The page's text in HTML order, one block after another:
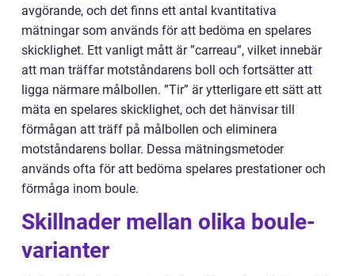
avgörande, och det finns ett antal kvantitativa
mätningar som används för att bedöma en spelares
skicklighet. Ett vanligt mått är ”carreau”, vilket innebär
att man träffar motståndarens boll och fortsätter att
ligga närmare målbollen. ”Tir” är ytterligare ett sätt att
mäta en spelares skicklighet, och det hänvisar till
förmågan att träff på målbollen och eliminera
motståndarens bollar. Dessa mätningsmetoder
används ofta för att bedöma spelares prestationer och
förmåga inom boule.
Skillnader mellan olika boule-
varianter